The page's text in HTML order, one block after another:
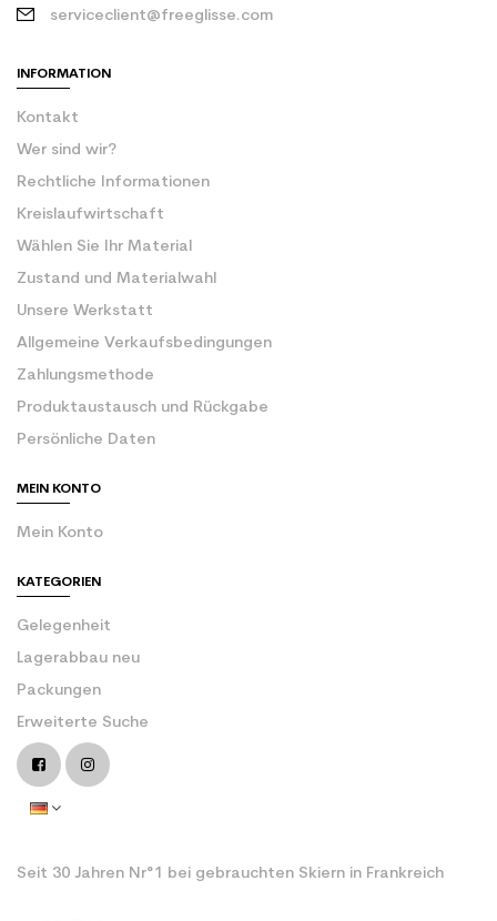
serviceclient@freeglisse.com
INFORMATION
Kontakt
Wer sind wir?
Rechtliche Informationen
Kreislaufwirtschaft
Wählen Sie Ihr Material
Zustand und Materialwahl
Unsere Werkstatt
Allgemeine Verkaufsbedingungen
Zahlungsmethode
Produktaustausch und Rückgabe
Persönliche Daten
MEIN KONTO
Mein Konto
KATEGORIEN
Gelegenheit
Lagerabbau neu
Packungen
Erweiterte Suche
Seit 30 Jahren Nr°1 bei gebrauchten Skiern in Frankreich